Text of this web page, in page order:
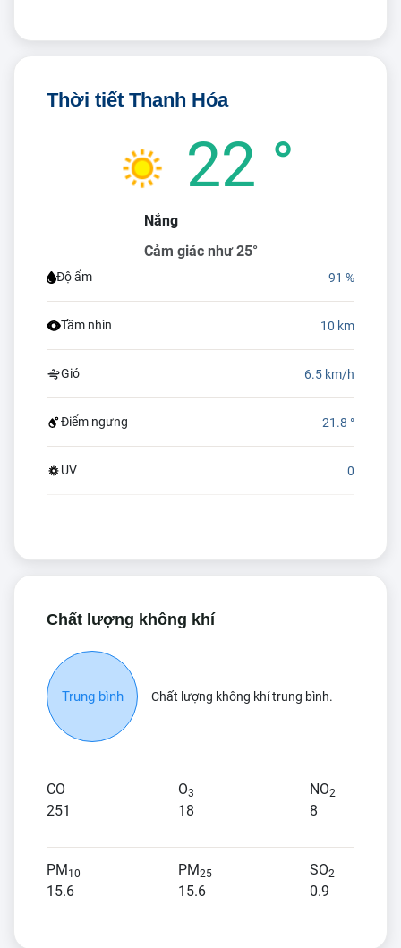
Thời tiết Thanh Hóa
22 °
Nắng
Cảm giác như 25°
Độ ẩm 91 %
Tầm nhìn 10 km
Gió 6.5 km/h
Điểm ngưng 21.8 °
UV 0
Chất lượng không khí
Trung bình Chất lượng không khí trung bình.
CO
251
O3
18
NO2
8
PM10
15.6
PM25
15.6
SO2
0.9